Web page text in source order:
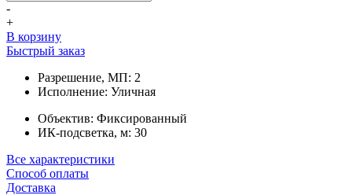
-
+
В корзину
Быстрый заказ
Разрешение, МП: 2
Исполнение: Уличная
Объектив: Фиксированный
ИК-подсветка, м: 30
Все характеристики
Способ оплаты
Доставка